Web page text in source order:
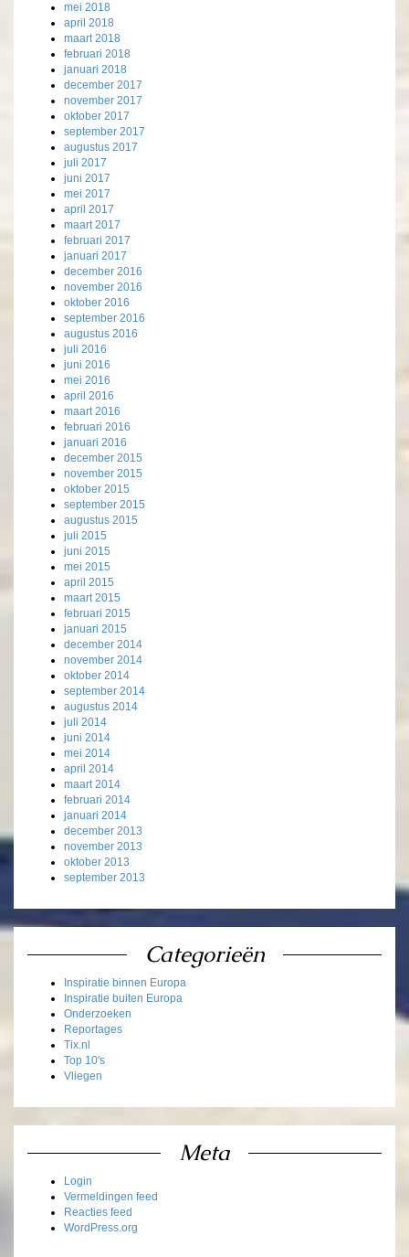
mei 2018
april 2018
maart 2018
februari 2018
januari 2018
december 2017
november 2017
oktober 2017
september 2017
augustus 2017
juli 2017
juni 2017
mei 2017
april 2017
maart 2017
februari 2017
januari 2017
december 2016
november 2016
oktober 2016
september 2016
augustus 2016
juli 2016
juni 2016
mei 2016
april 2016
maart 2016
februari 2016
januari 2016
december 2015
november 2015
oktober 2015
september 2015
augustus 2015
juli 2015
juni 2015
mei 2015
april 2015
maart 2015
februari 2015
januari 2015
december 2014
november 2014
oktober 2014
september 2014
augustus 2014
juli 2014
juni 2014
mei 2014
april 2014
maart 2014
februari 2014
januari 2014
december 2013
november 2013
oktober 2013
september 2013
Categorieën
Inspiratie binnen Europa
Inspiratie buiten Europa
Onderzoeken
Reportages
Tix.nl
Top 10's
Vliegen
Meta
Login
Vermeldingen feed
Reacties feed
WordPress.org